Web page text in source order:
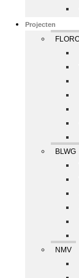
Projecten
BLWG
NMV